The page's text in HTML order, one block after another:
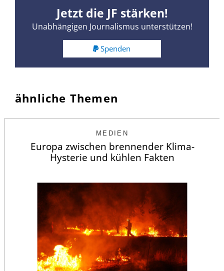
Jetzt die JF stärken!
Unabhängigen Journalismus unterstützen!
Spenden
ähnliche Themen
MEDIEN
Europa zwischen brennender Klima-
Hysterie und kühlen Fakten